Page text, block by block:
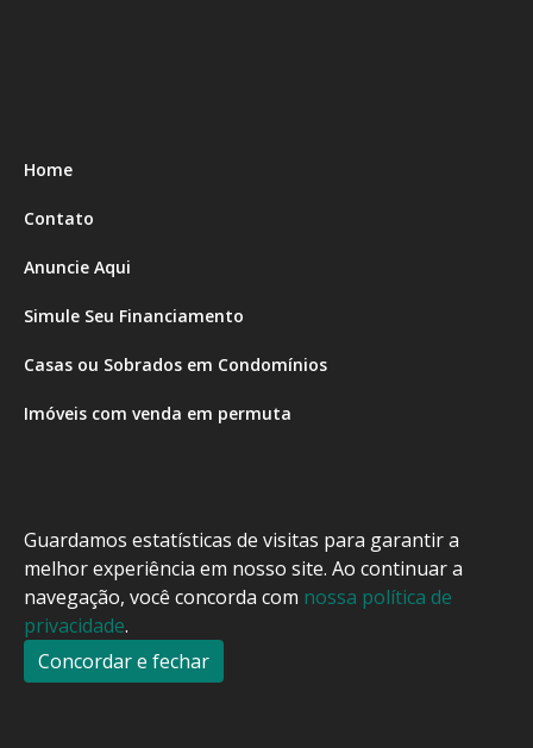
Guardamos estatísticas de visitas para garantir a
melhor experiência em nosso site. Ao continuar a
navegação, você concorda com nossa política de
privacidade.
Concordar e fechar
Home
Contato
Anuncie Aqui
Simule Seu Financiamento
Casas ou Sobrados em Condomínios
Imóveis com venda em permuta
Casa com piscina
Apartamento com piscina
Condomínio fechado